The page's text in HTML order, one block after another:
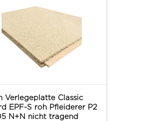
Verlegeplatte Classic
EPF-S roh Pfleiderer P2
N+N nicht tragend